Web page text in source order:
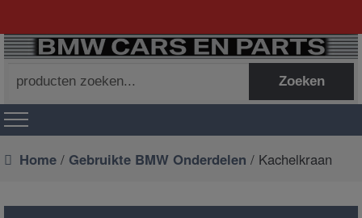
naar:
Zoeken
Home / Gebruikte BMW Onderdelen / Kachelkraan